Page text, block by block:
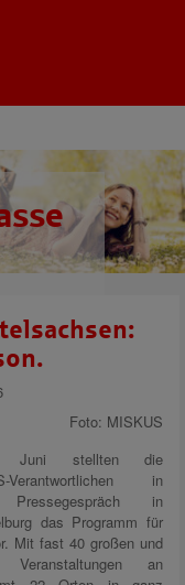
Foto: MISKUS
Juni stellten die
Verantwortlichen in
in
das Programm für
Mit fast 40 großen und
Veranstaltungen an